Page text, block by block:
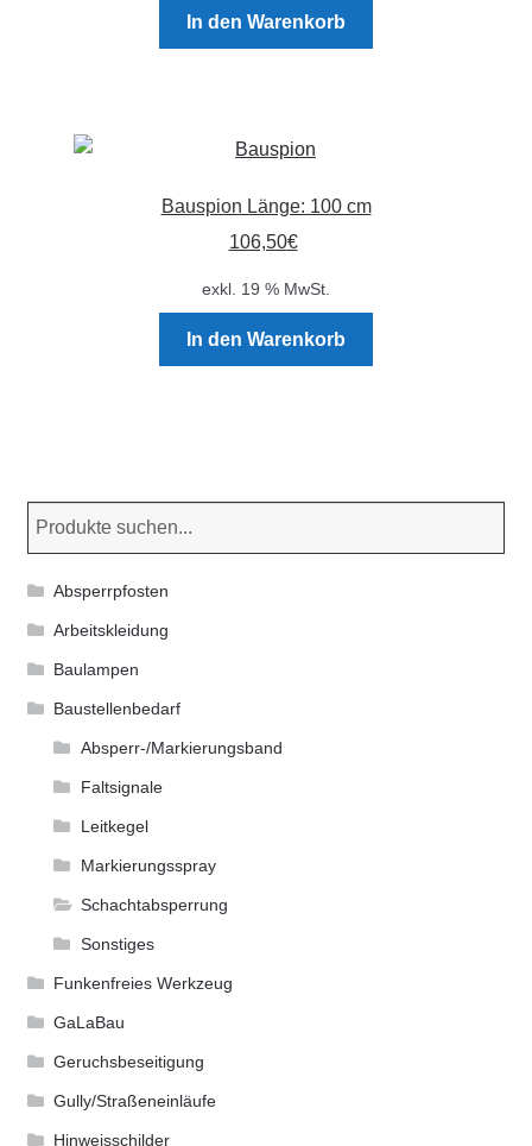
In den Warenkorb
Bauspion Länge: 100 cm
106,50€
exkl. 19 % MwSt.
In den Warenkorb
Absperrpfosten
Arbeitskleidung
Baulampen
Baustellenbedarf
Absperr-/Markierungsband
Faltsignale
Leitkegel
Markierungsspray
Schachtabsperrung
Sonstiges
Funkenfreies Werkzeug
GaLaBau
Geruchsbeseitigung
Gully/Straßeneinläufe
Hinweisschilder